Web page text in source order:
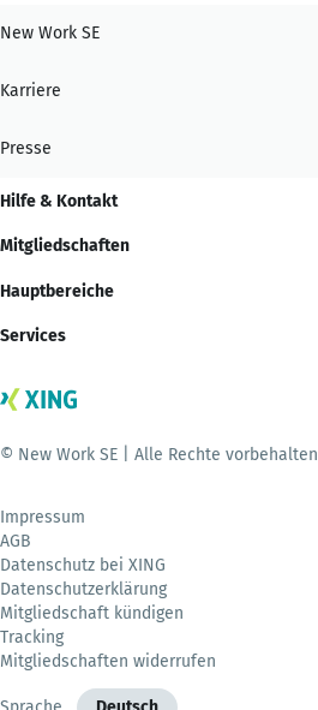
New Work SE
Karriere
Presse
Hilfe & Kontakt
Mitgliedschaften
Hauptbereiche
Services
© New Work SE | Alle Rechte vorbehalten
Impressum
AGB
Datenschutz bei XING
Datenschutzerklärung
Mitgliedschaft kündigen
Tracking
Mitgliedschaften widerrufen